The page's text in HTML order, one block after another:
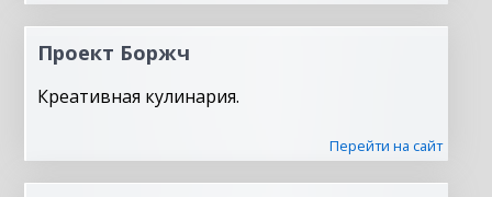
Проект Боржч
Креативная кулинария.
Перейти на сайт